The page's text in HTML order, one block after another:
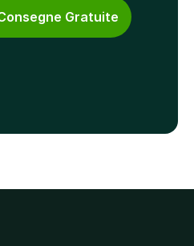
Gratuite